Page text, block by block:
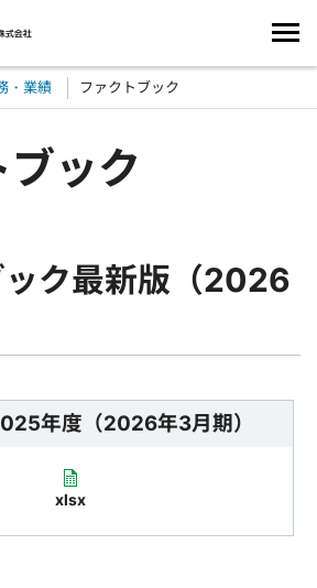
・業績 ファクトブック
ック
ック最新版（2026
年度（2026年3月期）
xlsx